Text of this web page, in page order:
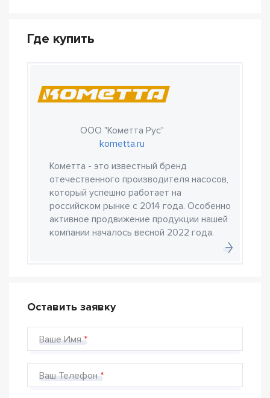
Где купить
ООО "Кометта Рус"
kometta.ru
Кометта - это известный бренд
отечественного производителя насосов,
который успешно работает на
российском рынке с 2014 года. Особенно
активное продвижение продукции нашей
компании началось весной 2022 года.
Оставить заявку
Ваше Имя
Ваш Телефон